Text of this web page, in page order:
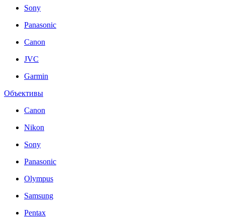
Sony
Panasonic
Canon
JVC
Garmin
Объективы
Canon
Nikon
Sony
Panasonic
Olympus
Samsung
Pentax